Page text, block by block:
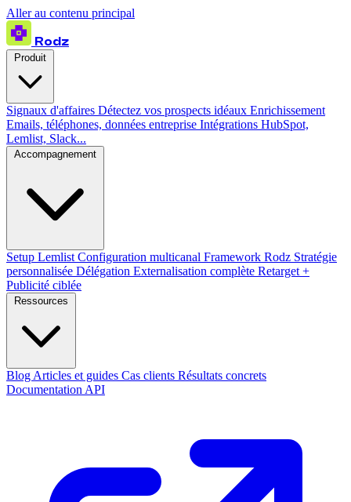
Aller au contenu principal
Rodz
Signaux d'affaires Détectez vos prospects idéaux Enrichissement
Emails, téléphones, données entreprise Intégrations HubSpot,
Lemlist, Slack...
Setup Lemlist Configuration multicanal Framework Rodz Stratégie
personnalisée Délégation Externalisation complète Retarget +
Publicité ciblée
Blog Articles et guides Cas clients Résultats concrets
Documentation API